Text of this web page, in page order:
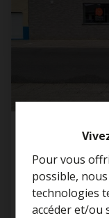
Pour vous
possible,
technologies
accéder et/ou
Une maison
9450